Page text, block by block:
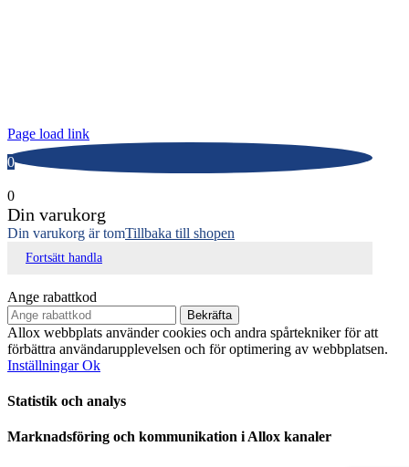
Page load link
0
0
Din varukorg
Din varukorg är tomTillbaka till shopen
Fortsätt handla
Ange rabattkod
Bekräfta
Allox webbplats använder cookies och andra spårtekniker för att
förbättra användarupplevelsen och för optimering av webbplatsen.
InställningarOk
Statistik och analys
Marknadsföring och kommunikation i Allox kanaler